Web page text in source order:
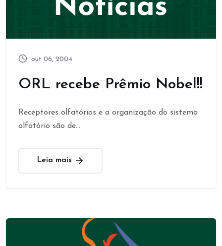
out 06, 2004
ORL recebe Prêmio Nobel!!
Receptores olfatórios e a organização do sistema
olfatório são de...
Leia mais